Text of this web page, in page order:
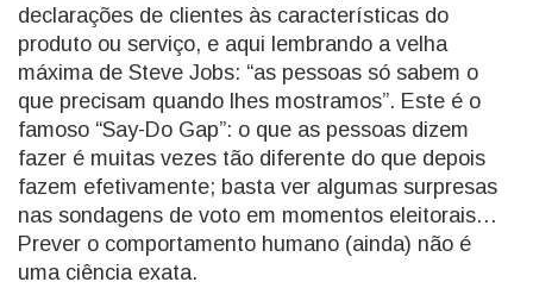
declarações de clientes às características do
produto ou serviço, e aqui lembrando a velha
máxima de Steve Jobs: “as pessoas só sabem o
que precisam quando lhes mostramos”. Este é o
famoso “Say-Do Gap”: o que as pessoas dizem
fazer é muitas vezes tão diferente do que depois
fazem efetivamente; basta ver algumas surpresas
nas sondagens de voto em momentos eleitorais…
Prever o comportamento humano (ainda) não é
uma ciência exata.